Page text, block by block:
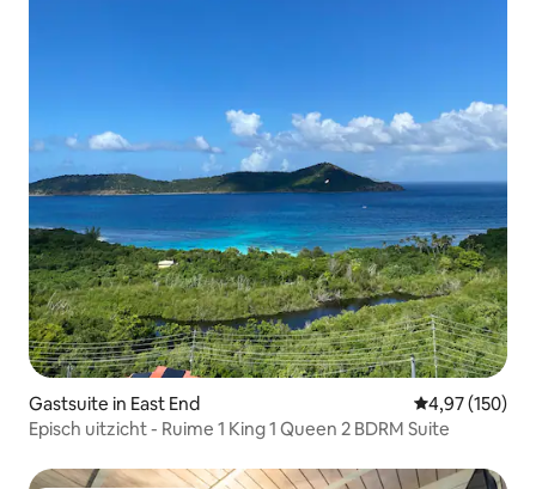
Gastsuite in East End Gemiddelde
4,97 (150)
Episch uitzicht - Ruime 1 King 1 Queen 2 BDRM Suite